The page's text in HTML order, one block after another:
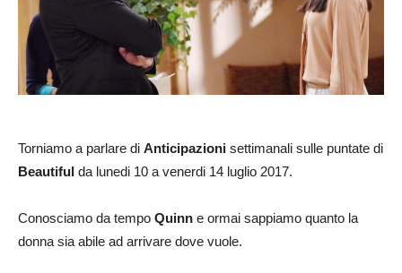
Torniamo a parlare di Anticipazioni settimanali sulle puntate di
Beautiful da lunedi 10 a venerdi 14 luglio 2017.
Conosciamo da tempo Quinn e ormai sappiamo quanto la
donna sia abile ad arrivare dove vuole.